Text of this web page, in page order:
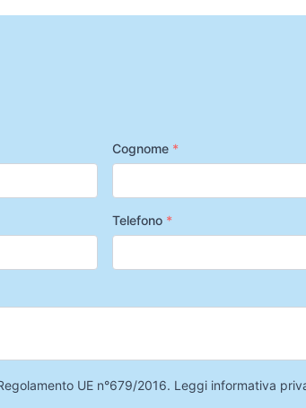
Cognome *
Telefono *
UE n°679/2016. Leggi informativa